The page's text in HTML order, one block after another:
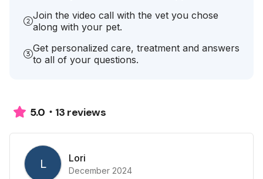
Join the video call with the vet you chose
along with your pet.
Get personalized care, treatment and answers
to all of your questions.
5.0 13 reviews
L Lori
December 2024